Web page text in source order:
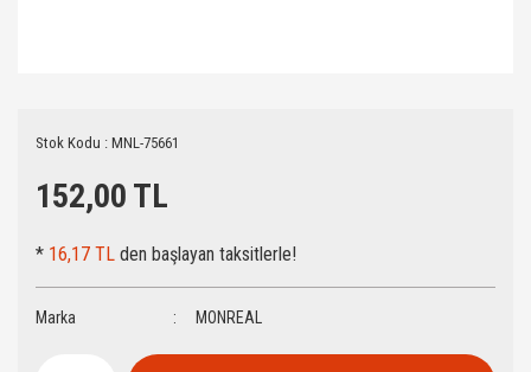
Stok Kodu : MNL-75661
152,00 TL
* 16,17 TL den başlayan taksitlerle!
Marka MONREAL